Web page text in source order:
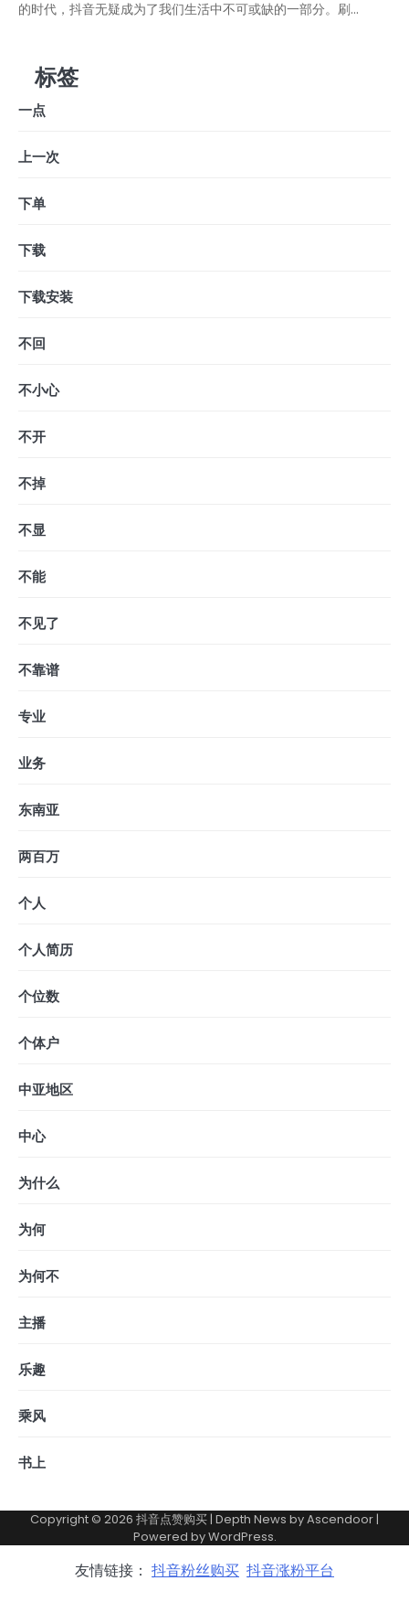
的时代，抖音无疑成为了我们生活中不可或缺的一部分。刷...
标签
一点
上一次
下单
下载
下载安装
不回
不小心
不开
不掉
不显
不能
不见了
不靠谱
专业
业务
东南亚
两百万
个人
个人简历
个位数
个体户
中亚地区
中心
为什么
为何
为何不
主播
乐趣
乘风
书上
Copyright © 2026 抖音点赞购买| Depth News byAscendoor|
Powered byWordPress.
友情链接： 抖音粉丝购买 抖音涨粉平台